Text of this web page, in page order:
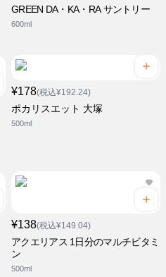
GREEN DA・KA・RA サントリー
600ml
¥178(税込¥192.24)
ポカリスエット 大塚
500ml
¥138(税込¥149.04)
アクエリアス 1日分のマルチビタミ
ン
500ml